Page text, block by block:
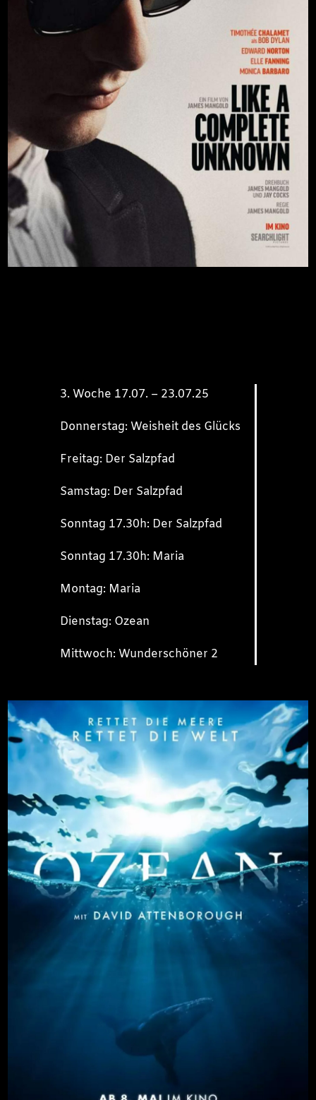
3. Woche 17.07. – 23.07.25
Donnerstag: Weisheit des Glücks
Freitag: Der Salzpfad
Samstag: Der Salzpfad
Sonntag 17.30h: Der Salzpfad
Sonntag 17.30h: Maria
Montag: Maria
Dienstag: Ozean
Mittwoch: Wunderschöner 2